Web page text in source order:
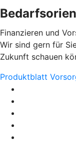
Finanzieren und
Wir sind gern für
Zukunft schauen
Produktblatt